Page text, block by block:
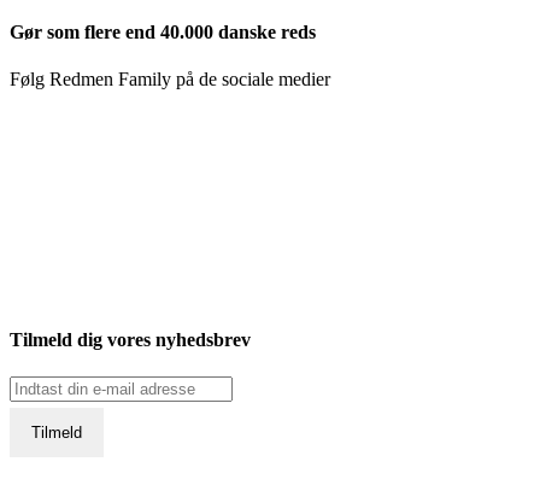
Gør som flere end 40.000 danske reds
Følg Redmen Family på de sociale medier
Tilmeld dig vores nyhedsbrev